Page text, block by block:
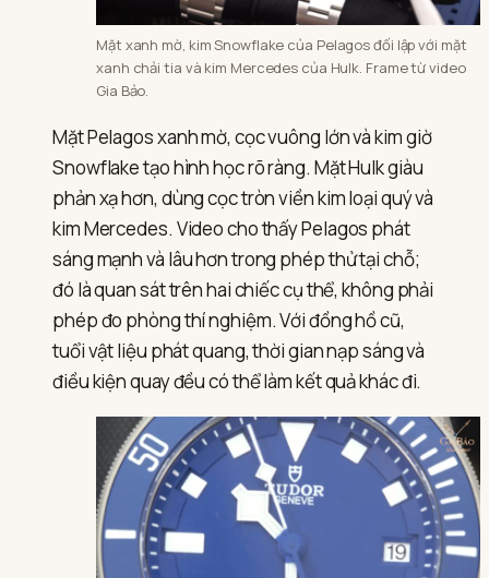
Mặt xanh mờ, kim Snowflake của Pelagos đối lập với mặt
xanh chải tia và kim Mercedes của Hulk. Frame từ video
Gia Bảo.
Mặt Pelagos xanh mờ, cọc vuông lớn và kim giờ
Snowflake tạo hình học rõ ràng. Mặt Hulk giàu
phản xạ hơn, dùng cọc tròn viền kim loại quý và
kim Mercedes. Video cho thấy Pelagos phát
sáng mạnh và lâu hơn trong phép thử tại chỗ;
đó là quan sát trên hai chiếc cụ thể, không phải
phép đo phòng thí nghiệm. Với đồng hồ cũ,
tuổi vật liệu phát quang, thời gian nạp sáng và
điều kiện quay đều có thể làm kết quả khác đi.